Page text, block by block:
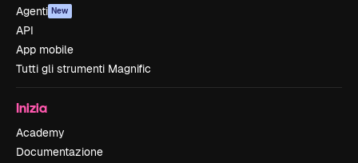
Agenti New
API
App mobile
Tutti gli strumenti Magnific
Inizia
Academy
Documentazione